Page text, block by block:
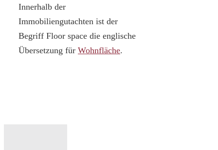
Innerhalb der
Immobiliengutachten ist der
Begriff Floor space die englische
Übersetzung für Wohnfläche.